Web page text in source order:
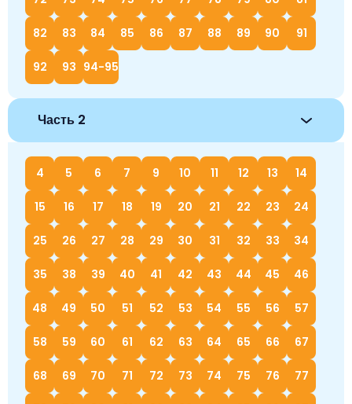
82 83 84 85 86 87 88 89 90 91
92 93 94-95
Часть 2
4 5 6 7 9 10 11 12 13 14
15 16 17 18 19 20 21 22 23 24
25 26 27 28 29 30 31 32 33 34
35 38 39 40 41 42 43 44 45 46
48 49 50 51 52 53 54 55 56 57
58 59 60 61 62 63 64 65 66 67
68 69 70 71 72 73 74 75 76 77